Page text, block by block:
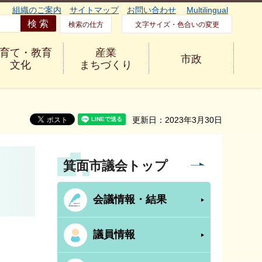
組織のご案内 サイトマップ お問い合わせ Multilingual
検索の仕方 文字サイズ・色合いの変更
て・教育
文化
産業
まちづくり
市政
更新日：2023年3月30日
箕面市議会トップ
会議情報・結果
議員情報